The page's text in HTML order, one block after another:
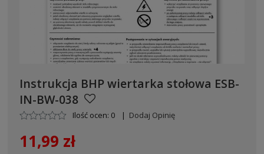
Instrukcja BHP wiertarka stołowa ESB-
IN-BW-038
Ilość ocen: 0 | Dodaj Opinię
11,99 zł